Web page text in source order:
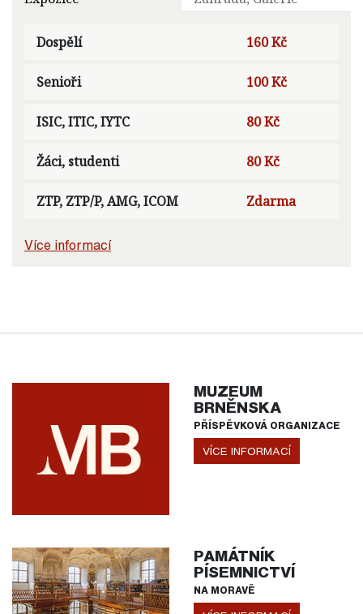
Dospělí 160 Kč
Senioři 100 Kč
ISIC, ITIC, IYTC 80 Kč
Žáci, studenti 80 Kč
ZTP, ZTP/P, AMG, ICOM Zdarma
Více informací
MUZEUM
BRNĚNSKA
PŘÍSPĚVKOVÁ ORGANIZACE
VÍCE INFORMACÍ
PAMÁTNÍK
PÍSEMNICTVÍ
NA MORAVĚ